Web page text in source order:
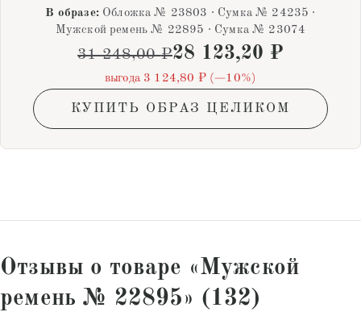
В образе:Обложка № 23803 · Сумка № 24235 ·
Мужской ремень № 22895 · Сумка № 23074
31 248,00₽28 123,20 ₽
выгода 3 124,80 ₽ (−10%)
КУПИТЬ ОБРАЗ ЦЕЛИКОМ
Отзывы о товаре «Мужской
ремень № 22895» (132)